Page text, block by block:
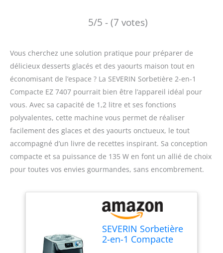
5/5 - (7 votes)
Vous cherchez une solution pratique pour préparer de
délicieux desserts glacés et des yaourts maison tout en
économisant de l’espace ? La SEVERIN Sorbetière 2-en-1
Compacte EZ 7407 pourrait bien être l’appareil idéal pour
vous. Avec sa capacité de 1,2 litre et ses fonctions
polyvalentes, cette machine vous permet de réaliser
facilement des glaces et des yaourts onctueux, le tout
accompagné d’un livre de recettes inspirant. Sa conception
compacte et sa puissance de 135 W en font un allié de choix
pour toutes vos envies gourmandes, sans encombrement.
SEVERIN Sorbetière
2-en-1 Compacte